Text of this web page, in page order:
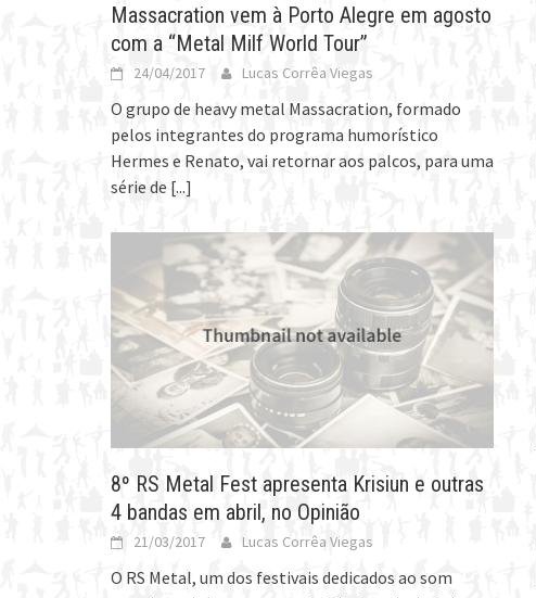
Massacration vem à Porto Alegre em agosto
com a “Metal Milf World Tour”
24/04/2017 Lucas Corrêa Viegas
O grupo de heavy metal Massacration, formado
pelos integrantes do programa humorístico
Hermes e Renato, vai retornar aos palcos, para uma
série de [...]
8º RS Metal Fest apresenta Krisiun e outras
4 bandas em abril, no Opinião
21/03/2017 Lucas Corrêa Viegas
O RS Metal, um dos festivais dedicados ao som